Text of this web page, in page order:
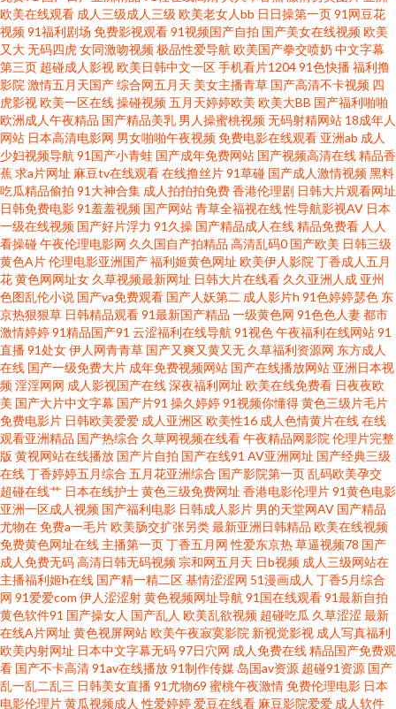
成人电影在线直播 欧美日韩另类另类 成人永久免费 香焦视频 九一蜜桃 91唐
伯虎 青青草社区 成人精品国产 亚洲欧美成人在线电影 久久香蕉色 99热超碰
在线 日韩毛毛片 国内自拍2008在线 91久久瑟瑟热 欧美偷窥 超碰在线探花91
五月天午夜福利 久草福利资源在线播放 99激情 日韩快播区 国产精精 91大片
在线观看 欧美日韩国产有线 超碰在线a 性爱射精福利社 老湿机福利网站导航
ts在线视频 熟女后入 国厂自拍 91超碰在线长腿 欧美精品区 操碰久久 天天撸
天天日天天操 韩国av在线免费观 91黄色仓库 人妖狼人另类 福利姬91视频网
站 伊人黄版 美欧性娱烁 白丝自慰足交 四虎性爱aV 韩国伦理av播放 91精彩视
频 欧美十八 www视频 五月天超碰在线 精品一区二区蜜桃 97超碰福利电影 日
韩精品3区2区 国产精品艹 91TS人妖另类 欧美另类拳交 超碰在线免费主播 亚
洲色色网站 老司机夜间剧场 www人人干97 天堂Av网导航 欧美性交片深喉 另
类制服av 国产视频11页 91涩涩网站 人妖网址 福利社影院 91夫妻交换 欧美性
爱一级久久 成人淫秽视频在线观看 亚洲成人有码 久热伊人 AV色导航 色先锋
久久福利导航 黄色免费链接 97人妻网 日韩在线免费打炮网 韩欧美日久 91视
频在线观看导航 日本成人免费 国产操逼视频在线观看 91ncom男C女 欧美瑟
瑟网站 国产AV自拍网 综合日日日色色777 欧美另类第34页 成人久久视频 亚
欧美在线观看 成人三级成人三级 欧美老女人bb 日日操第一页91网豆花
视频91福利剧场 免费影视观看91视频国产自拍 国产美女在线视频欧美
又大无码四虎女同激吻视频极品性爱导航 欧美国产拳交喷奶 中文字幕
第三页 超碰成人影视欧美日韩中文一区手机看片120491色快播福利撸
影院 激情五月天国产综合网五月天 美女主播青草 国产高清不卡视频 四
虎影视欧美一区在线操碰视频五月天婷婷欧美 欧美大BB 国产福利啪啪
欧洲成人午夜精品 国产精品美乳 男人操蜜桃视频无码射精网站 18成年人
网站 日本高清电影网 男女啪啪午夜视频免费电影在线观看 亚洲ab 成人
少妇视频导航 91国产小青蛙 国产成年免费网站 国产视频高清在线精品香
蕉求a片网址 麻豆tv在线观看在线撸丝片91草碰 国产成人激情视频黑料
吃瓜精品偷拍 91大神合集 成人拍拍拍免费香港伦理剧 日韩大片观看网址
日韩免费电影91羞羞视频 国产网站青草全福视在线性导航影视AV 日本
一级在线视频 国产好片浮力 91久操 国产精品成人在线精品免费看 人人
看操碰午夜伦理电影网 久久国自产拍精品 高清乱码0 国产欧美 日韩三级
黄色A片伦理电影亚洲国产福利姬黄色网址 欧美伊人影院 丁香成人五月
花黄色网网址女 久草视频最新网址 日韩大片在线看 久久亚洲人成 亚州
色图乱伦小说 国产va免费观看 国产人妖第二 成人影片h 91色婷婷瑟色 东
京热狠狠草 日韩精品观看91最新国产精品 一级黄色网 91色色人妻都市
激情婷婷91精品国产91 云涩福利在线导航 91视色午夜福利在线网站91
直播91处女伊人网青青草 国产又爽又黄又无 久草福利资源网 东方成人
在线 国产一级免费大片 成年免费视频网站 国产在线播放网站 亚洲日本视
频淫淫网网 成人影视国产在线深夜福利网址 欧美在线免费看 日夜夜欧
美 国产大片中文字幕 国产片91 操久婷婷91视频你懂得黄色三级片毛片
免费电影片 日韩欧美爱爱 成人亚洲区欧美性16 成人色情黄片在线在线
观看亚洲精品 国产热综合 久草网视频在线看午夜精品网影院 伦理片完整
版 黄视网站在线播放 国产片自拍 国产在线91 AV亚洲网址 国产经典三级
在线丁香婷婷五月综合 五月花亚洲综合 国产影院第一页乱码欧美孕交
超碰在线艹 日本在线护士黄色三级免费网址 香港电影伦理片91黄色电影
亚洲一区成人视频 国产福利电影 日韩成人影片 男的天堂网AV 国产精品
尤物在免费a一毛片欧美肠交扩张另类最新亚洲日韩精品 欧美在线视频
免费黄色网址在线 主播第一页丁香五月网 性爱东京热草逼视频78 国产
成人免费无码高清日韩无码视频 宗和网五月天 日b视频 成人三级网站在
主播福利姬h在线 国产精一精二区基情涩涩网 51漫画成人 丁香5月综合
网 91爱爱com 伊人涩涩射黄色视频网址导航 91国在线观看91最新自拍
黄色软件91 国产操女人 国产乱人 欧美乱欲视频 超碰吃瓜 久草涩涩 最新
在线A片网址 黄色视屏网站欧美午夜寂寞影院 新视觉影视 成人写真福利
欧美内射网址 日本中文字幕无码97日穴网 成人免费在线精品国产免费观
看 国产不卡高清91av在线播放91制作传媒 岛国av资源 超碰91资源 国产
乱一乱二乱三 日韩美女直播91尤物69 蜜桃午夜激情免费伦理电影 日本
电影伦理片黄瓜视频成人 性爱婷婷爱豆在线看 麻豆影院爱爱 成人软件